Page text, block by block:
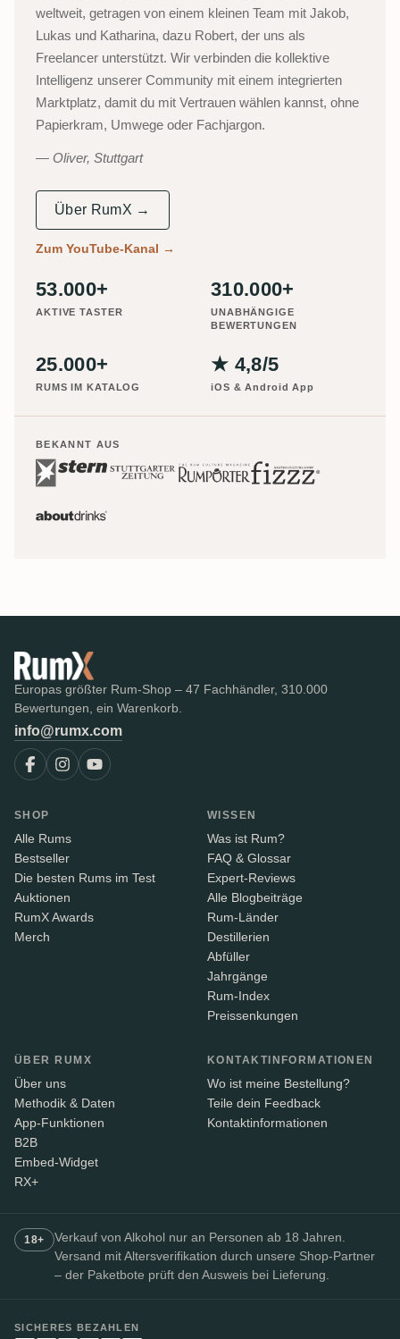
weltweit, getragen von einem kleinen Team mit Jakob,
Lukas und Katharina, dazu Robert, der uns als
Freelancer unterstützt. Wir verbinden die kollektive
Intelligenz unserer Community mit einem integrierten
Marktplatz, damit du mit Vertrauen wählen kannst, ohne
Papierkram, Umwege oder Fachjargon.
Oliver, Stuttgart
Über RumX →
Zum YouTube-Kanal →
53.000+
AKTIVE TASTER
310.000+
UNABHÄNGIGE
BEWERTUNGEN
25.000+
RUMS IM KATALOG
★ 4,8/5
iOS & Android App
BEKANNT AUS
Europas größter Rum-Shop – 47 Fachhändler, 310.000
Bewertungen, ein Warenkorb.
info@rumx.com
SHOP
Alle Rums
Bestseller
Die besten Rums im Test
Auktionen
RumX Awards
Merch
WISSEN
Was ist Rum?
FAQ & Glossar
Expert-Reviews
Alle Blogbeiträge
Rum-Länder
Destillerien
Abfüller
Jahrgänge
Rum-Index
Preissenkungen
ÜBER RUMX
Über uns
Methodik & Daten
App-Funktionen
B2B
Embed-Widget
RX+
KONTAKTINFORMATIONEN
Wo ist meine Bestellung?
Teile dein Feedback
Kontaktinformationen
18+
Verkauf von Alkohol nur an Personen ab 18 Jahren.
Versand mit Altersverifikation durch unsere Shop-Partner
– der Paketbote prüft den Ausweis bei Lieferung.
SICHERES BEZAHLEN